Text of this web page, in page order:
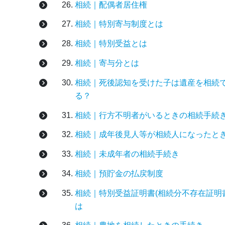
相続｜配偶者居住権
相続｜特別寄与制度とは
相続｜特別受益とは
相続｜寄与分とは
相続｜死後認知を受けた子は遺産を相続
る？
相続｜行方不明者がいるときの相続手続
相続｜成年後見人等が相続人になったと
相続｜未成年者の相続手続き
相続｜預貯金の払戻制度
相続｜特別受益証明書(相続分不存在証明
は